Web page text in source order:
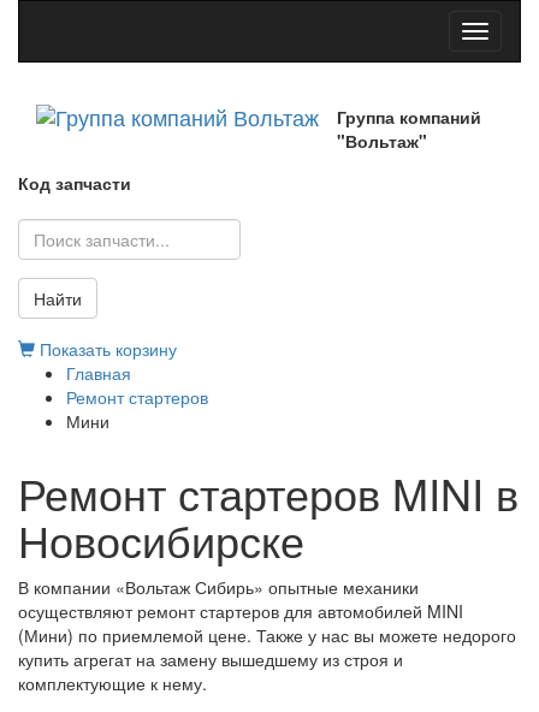
Toggle
Группа компаний
"Вольтаж"
Код запчасти
Найти
Показать корзину
Главная
Ремонт стартеров
Мини
Ремонт стартеров MINI в
Новосибирске
В компании «Вольтаж Сибирь» опытные механики
осуществляют ремонт стартеров для автомобилей MINI
(Мини) по приемлемой цене. Также у нас вы можете недорого
купить агрегат на замену вышедшему из строя и
комплектующие к нему.